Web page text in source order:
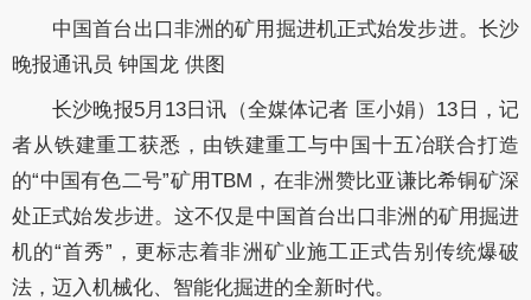
中国首台出口非洲的矿用掘进机正式始发步进。长沙
晚报通讯员 钟国龙 供图
长沙晚报5月13日讯（全媒体记者 匡小娟）13日，记
者从铁建重工获悉，由铁建重工与中国十五冶联合打造
的“中国有色二号”矿用TBM，在非洲赞比亚谦比希铜矿深
处正式始发步进。这不仅是中国首台出口非洲的矿用掘进
机的“首秀”，更标志着非洲矿业施工正式告别传统爆破
法，迈入机械化、智能化掘进的全新时代。